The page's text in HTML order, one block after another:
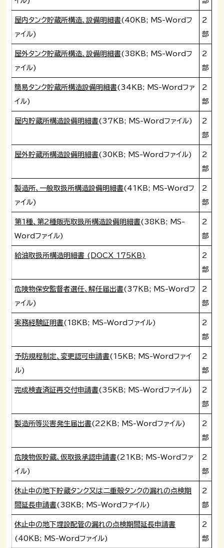
屋内タンク貯蔵所構造、設備明細書(40KB; MS-Wordフ
ァイル)
2
部
屋外タンク貯蔵所構造、設備明細書(38KB; MS-Wordフ
ァイル)
2
部
簡易タンク貯蔵所構造設備明細書(34KB; MS-Wordファ
イル)
2
部
屋内貯蔵所構造設備明細書(37KB; MS-Wordファイル)
2
部
屋外貯蔵所構造設備明細書(30KB; MS-Wordファイル)
2
部
製造所、一般取扱所構造設備明細書(41KB; MS-Wordフ
ァイル)
2
部
第1種、第2種販売取扱所構造設備明細書(38KB; MS-
Wordファイル)
2
部
給油取扱所構造明細書 (DOCX 175KB)
2
部
危険物保安監督者選任、解任届出書(37KB; MS-Wordフ
ァイル)
2
部
実務経験証明書(18KB; MS-Wordファイル)
2
部
予防規程制定、変更認可申請書(15KB; MS-Wordファイ
ル)
2
部
完成検査済証再交付申請書(35KB; MS-Wordファイル)
2
部
製造所等災害発生届出書(22KB; MS-Wordファイル)
2
部
危険物仮貯蔵、仮取扱承認申請書(21KB; MS-Wordファ
イル)
2
部
休止中の地下貯蔵タンク又は二重殻タンクの漏れの点検期
間延長申請書(38KB; MS-Wordファイル)
2
部
休止中の地下埋設配管の漏れの点検期間延長申請書
(40KB; MS-Wordファイル)
2
部